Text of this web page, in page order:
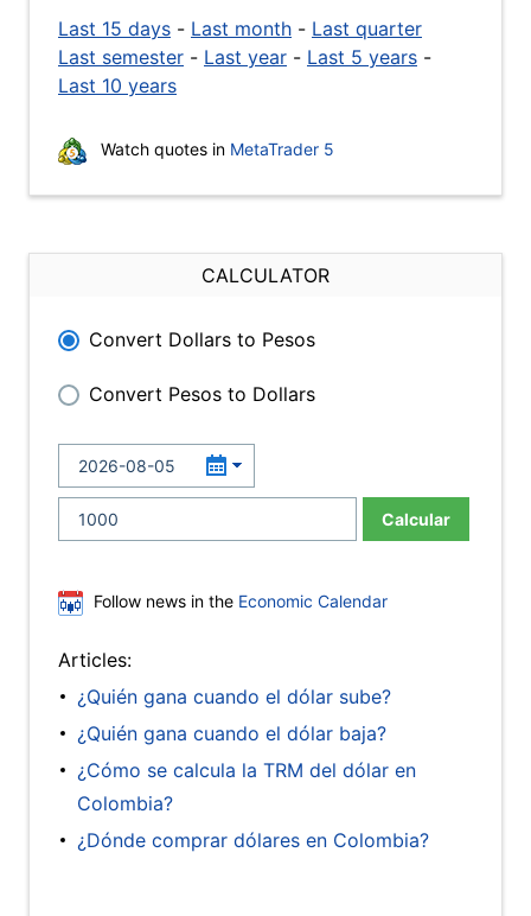
Last 15 days - Last month - Last quarter
Last semester - Last year - Last 5 years -
Last 10 years
Watch quotes in MetaTrader 5
CALCULATOR
Convert Dollars to Pesos
Convert Pesos to Dollars
Calcular
Follow news in the Economic Calendar
Articles:
¿Quién gana cuando el dólar sube?
¿Quién gana cuando el dólar baja?
¿Cómo se calcula la TRM del dólar en
Colombia?
¿Dónde comprar dólares en Colombia?